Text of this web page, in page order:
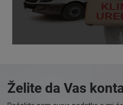
Provjeri uvjete i
Želite da Vas